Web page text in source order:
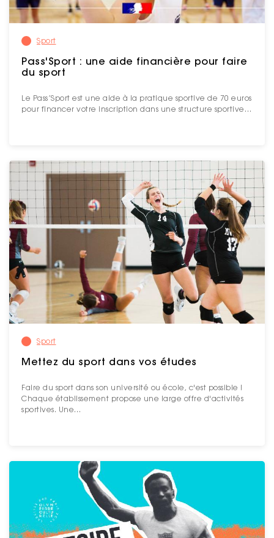
Sport
Pass'Sport : une aide financière pour faire
du sport
Le Pass’Sport est une aide à la pratique sportive de 70 euros
pour financer votre inscription dans une structure sportive…
Sport
Mettez du sport dans vos études
Faire du sport dans son université ou école, c'est possible !
Chaque établissement propose une large offre d'activités
sportives. Une…